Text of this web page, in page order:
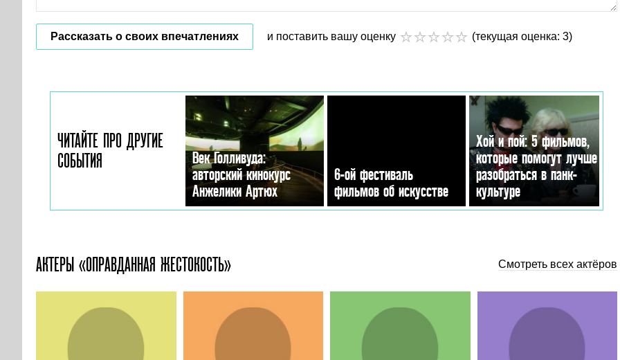
Рассказать о своих впечатлениях и поставить вашу оценку (текущая оценка: 3)
ЧИТАЙТЕ ПРО ДРУГИЕ
СОБЫТИЯ
Век Голливуда:
авторский кинокурс
Анжелики Артюх
6-ой фестиваль
фильмов об искусстве
Хой и пой: 5 фильмов,
которые помогут лучше
разобраться в панк-
культуре
АКТЕРЫ «ОПРАВДАННАЯ ЖЕСТОКОСТЬ» Смотреть всех актёров